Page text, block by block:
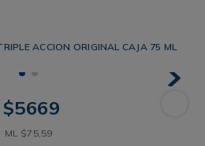
ACCION ORIGINAL CAJA 75 ML
$5669
ML $75, 59